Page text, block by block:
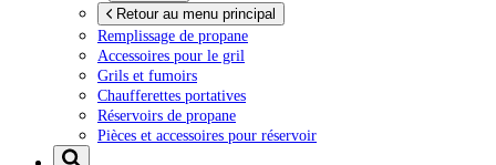
Retour au menu principal
Remplissage de propane
Accessoires pour le gril
Grils et fumoirs
Chaufferettes portatives
Réservoirs de propane
Pièces et accessoires pour réservoir